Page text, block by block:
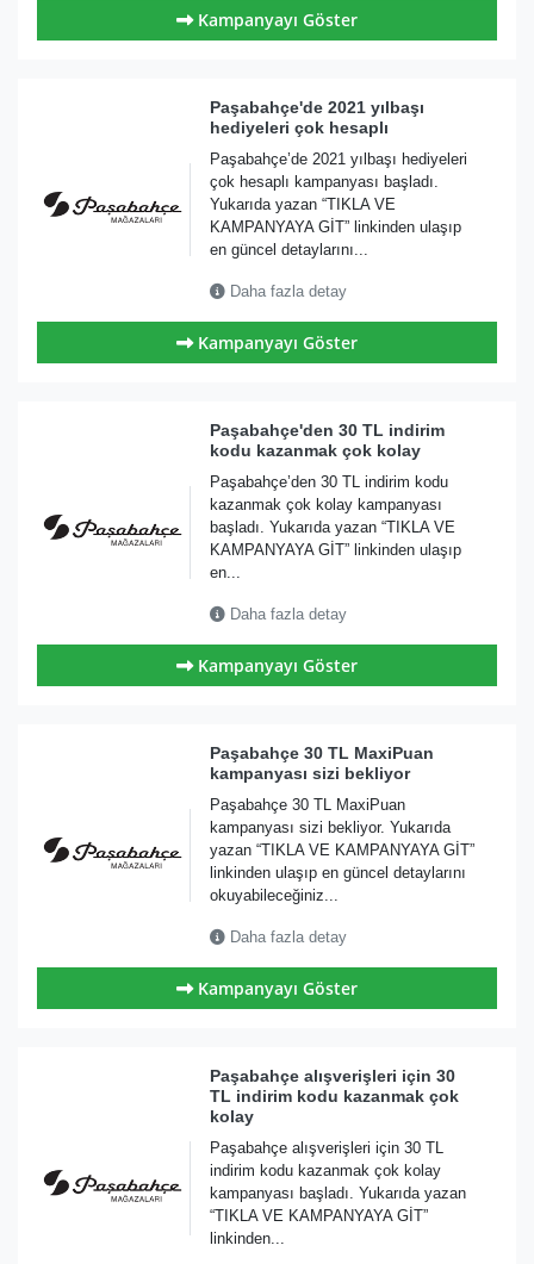
Kampanyayı Göster
Paşabahçe'de 2021 yılbaşı
hediyeleri çok hesaplı
Paşabahçe’de 2021 yılbaşı hediyeleri
çok hesaplı kampanyası başladı.
Yukarıda yazan “TIKLA VE
KAMPANYAYA GİT” linkinden ulaşıp
en güncel detaylarını...
Daha fazla detay
Kampanyayı Göster
Paşabahçe'den 30 TL indirim
kodu kazanmak çok kolay
Paşabahçe’den 30 TL indirim kodu
kazanmak çok kolay kampanyası
başladı. Yukarıda yazan “TIKLA VE
KAMPANYAYA GİT” linkinden ulaşıp
en...
Daha fazla detay
Kampanyayı Göster
Paşabahçe 30 TL MaxiPuan
kampanyası sizi bekliyor
Paşabahçe 30 TL MaxiPuan
kampanyası sizi bekliyor. Yukarıda
yazan “TIKLA VE KAMPANYAYA GİT”
linkinden ulaşıp en güncel detaylarını
okuyabileceğiniz...
Daha fazla detay
Kampanyayı Göster
Paşabahçe alışverişleri için 30
TL indirim kodu kazanmak çok
kolay
Paşabahçe alışverişleri için 30 TL
indirim kodu kazanmak çok kolay
kampanyası başladı. Yukarıda yazan
“TIKLA VE KAMPANYAYA GİT”
linkinden...